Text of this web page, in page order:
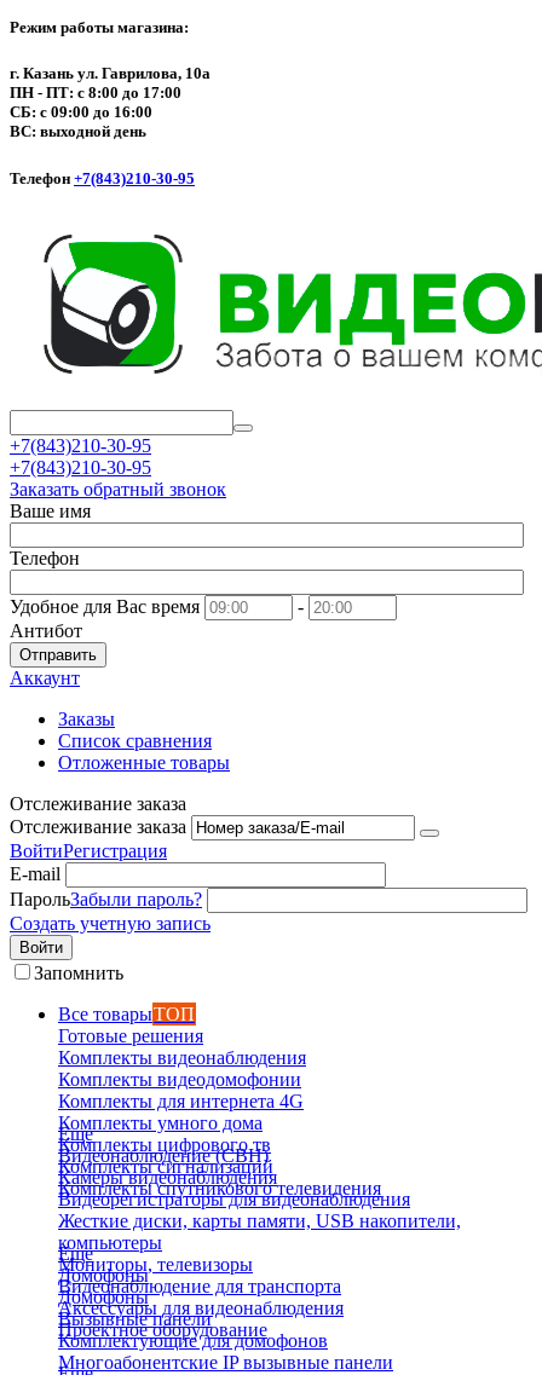
Режим работы магазина:
г. Казань ул. Гаврилова, 10а
ПН - ПТ: с 8:00 до 17:00
СБ: с 09:00 до 16:00
ВС: выходной день
Телефон +7(843)210-30-95
+7(843)210-30-95
+7(843)210-30-95
Заказать обратный звонок
Ваше имя
Телефон
Удобное для Вас время
-
Антибот
Отправить
Аккаунт
Заказы
Список сравнения
Отложенные товары
Отслеживание заказа
Отслеживание заказа
ВойтиРегистрация
E-mail
ПарольЗабыли пароль?
Создать учетную запись
Войти
Запомнить
Все товарыТОП
Готовые решения
Комплекты видеонаблюдения
Комплекты видеодомофонии
Комплекты для интернета 4G
Комплекты умного дома
Комплекты цифрового тв
Комплекты сигнализаций
Комплекты спутникового телевидения
Еще
Видеонаблюдение (СВН)
Камеры видеонаблюдения
Видеорегистраторы для видеонаблюдения
Жесткие диски, карты памяти, USB накопители,
компьютеры
Мониторы, телевизоры
Видеонаблюдение для транспорта
Аксессуары для видеонаблюдения
Проектное оборудование
Еще
Домофоны
Домофоны
Вызывные панели
Комплектующие для домофонов
Многоабонентские IP вызывные панели